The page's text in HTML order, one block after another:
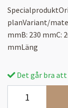
planVariant/
mmB: 230 mmC:
mmLäng
Det går bra